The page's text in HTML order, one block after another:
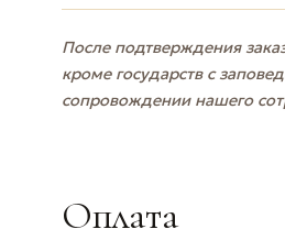
После подтверждения
кроме государств с
сопровождении нашего
Оплата